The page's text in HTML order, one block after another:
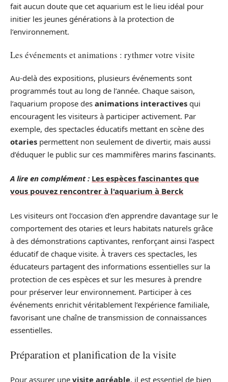
fait aucun doute que cet aquarium est le lieu idéal pour
initier les jeunes générations à la protection de
l’environnement.
Les événements et animations : rythmer votre visite
Au-delà des expositions, plusieurs événements sont
programmés tout au long de l’année. Chaque saison,
l’aquarium propose des animations interactives qui
encouragent les visiteurs à participer activement. Par
exemple, des spectacles éducatifs mettant en scène des
otaries permettent non seulement de divertir, mais aussi
d’éduquer le public sur ces mammifères marins fascinants.
A lire en complément : Les espèces fascinantes que
vous pouvez rencontrer à l'aquarium à Berck
Les visiteurs ont l’occasion d’en apprendre davantage sur le
comportement des otaries et leurs habitats naturels grâce
à des démonstrations captivantes, renforçant ainsi l’aspect
éducatif de chaque visite. À travers ces spectacles, les
éducateurs partagent des informations essentielles sur la
protection de ces espèces et sur les mesures à prendre
pour préserver leur environnement. Participer à ces
événements enrichit véritablement l’expérience familiale,
favorisant une chaîne de transmission de connaissances
essentielles.
Préparation et planification de la visite
Pour assurer une visite agréable, il est essentiel de bien